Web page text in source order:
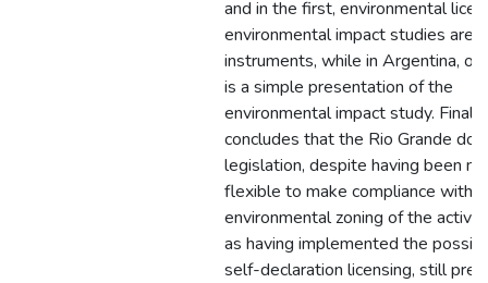
and in the first, environmental
environmental impact studies are
instruments, while in Argentina,
is a simple presentation of the
environmental impact study.
concludes that the Rio Grande do
legislation, despite having been
flexible to make compliance with
environmental zoning of the
as having implemented the
self-declaration licensing, still